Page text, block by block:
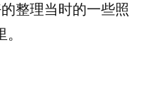
整理当时的一些照